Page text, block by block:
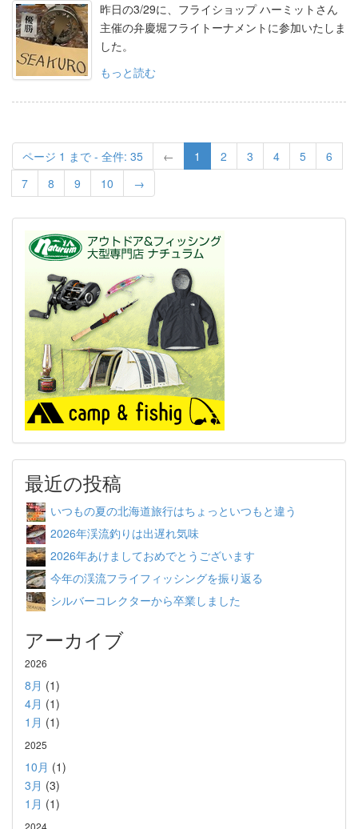
昨日の3/29に、フライショップ ハーミットさん
主催の弁慶堀フライトーナメントに参加いたしま
した。
もっと読む
ページ 1 まで - 全件: 35 ← 1 2 3 4 5
6
7
8 9 10 →
最近の投稿
いつもの夏の北海道旅行はちょっといつもと違う
2026年渓流釣りは出遅れ気味
2026年あけましておめでとうございます
今年の渓流フライフィッシングを振り返る
シルバーコレクターから卒業しました
アーカイブ
2026
8月 (1)
4月 (1)
1月 (1)
2025
10月 (1)
3月 (3)
1月 (1)
2024